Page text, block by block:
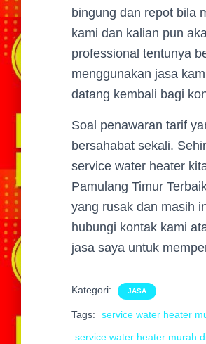
bingung dan repot bila
kami dan kalian pun
professional tentunya
menggunakan jasa
datang kembali bagi
Soal penawaran tarif
bersahabat sekali.
service water heater
Pamulang Timur
yang rusak dan masih
hubungi kontak kami
jasa saya untuk
Kategori: JASA
Tags:
service water heater
service water heater murah